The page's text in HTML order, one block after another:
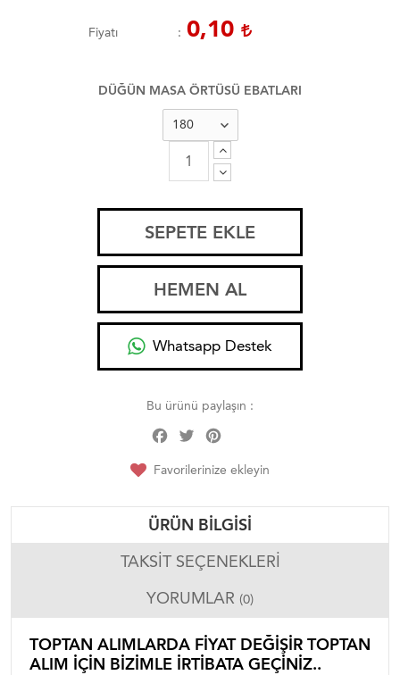
Fiyatı 0,10
DÜĞÜN MASA ÖRTÜSÜ EBATLARI
SEPETE EKLE
HEMEN AL
Whatsapp Destek
Bu ürünü paylaşın :
Facebook
Twitter
Favorilerinize ekleyin
ÜRÜN BILGISI
TAKSIT SEÇENEKLERI
YORUMLAR (0)
TOPTAN ALIMLARDA FİYAT DEĞİŞİR TOPTAN
ALIM İÇİN BİZİMLE İRTİBATA GEÇİNİZ..